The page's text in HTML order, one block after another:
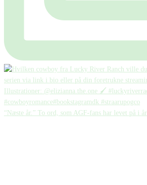
“Næste år.” To ord, som AGF-fans har levet på i år